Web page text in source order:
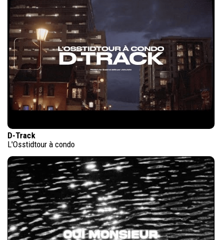
D-Track
L'Osstidtour à condo